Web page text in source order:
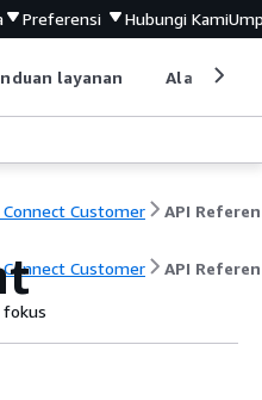
Preferensi Hubungi Kami
layanan Alat
Customer API
Customer API
fokus